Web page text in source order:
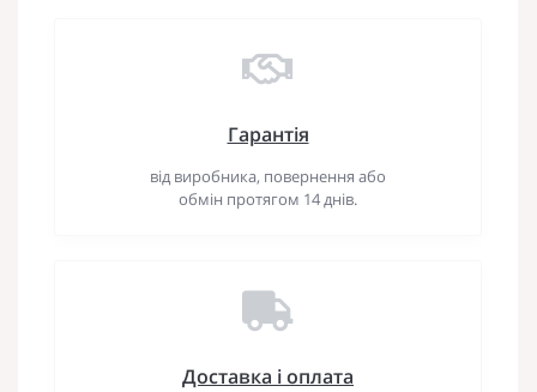
Гарантія
від виробника, повернення або
обмін протягом 14 днів.
Доставка і оплата